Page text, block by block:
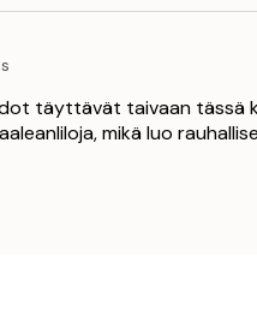
täyttävät taivaan tässä
mikä luo